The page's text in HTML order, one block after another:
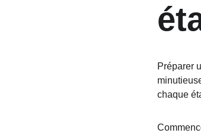
Préparer
chaque